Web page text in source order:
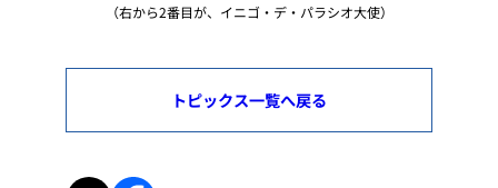
（右から2番目が、イニゴ・デ・パラシオ大使）
トピックス一覧へ戻る